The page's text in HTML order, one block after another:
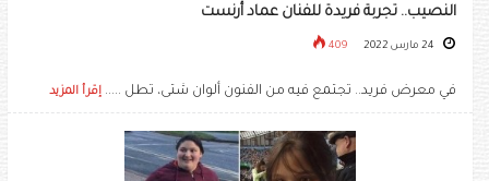
النصيب.. تجربة فريدة للفنان عماد أرنست
409
في معرض فريد.. تجتمع فيه من الفنون ألوان شتى، تطل ..... إقرأ المزيد